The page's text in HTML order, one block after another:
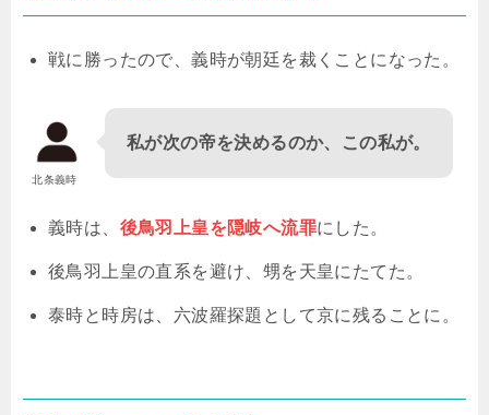
戦に勝ったので、義時が朝廷を裁くことになった。
北条義時
私が次の帝を決めるのか、この私が。
義時は、 後鳥羽上皇を隠岐へ流罪にした。
後鳥羽上皇の直系を避け、甥を天皇にたてた。
泰時と時房は、六波羅探題として京に残ることに。